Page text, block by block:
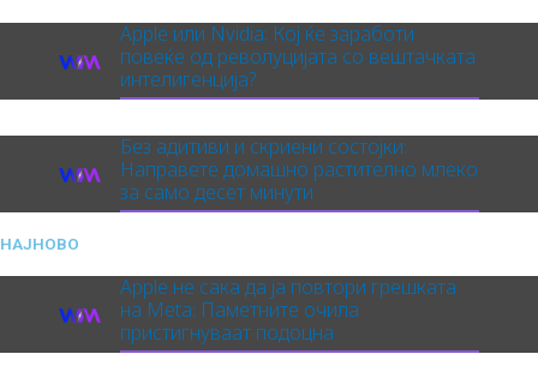
Apple или Nvidia: Кој ќе заработи
повеќе од револуцијата со вештачката
интелигенција?
Без адитиви и скриени состојки:
Направете домашно растително млеко
за само десет минути
НАЈНОВО
Apple не сака да ја повтори грешката
на Meta: Паметните очила
пристигнуваат подоцна